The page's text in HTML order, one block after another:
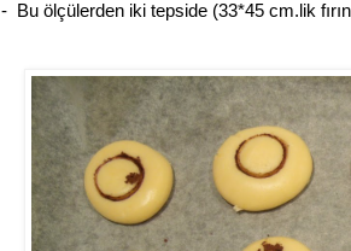
-
Bu ölçülerden iki tepside (33*45 cm.lik